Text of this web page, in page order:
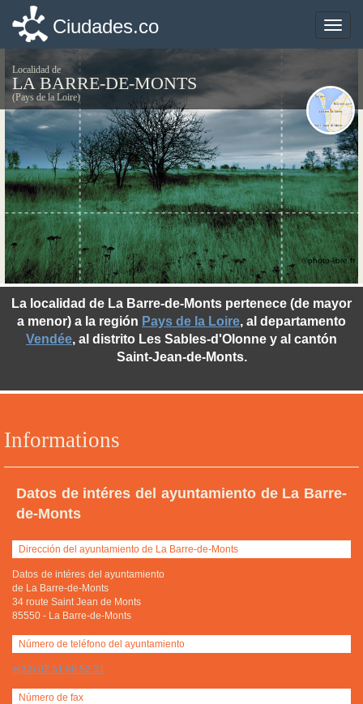
Toggle
Ciudades.co
Localidad de
LA BARRE-DE-MONTS
(Pays de la Loire)
Informations
Datos de intéres del ayuntamiento de La Barre-
de-Monts
Dirección del ayuntamiento de La Barre-de-Monts
Datos de intéres del ayuntamiento
de La Barre-de-Monts
34 route Saint Jean de Monts
85550 - La Barre-de-Monts
Número de teléfono del ayuntamiento
+(33) 02 51 68 52 31
Número de fax
La localidad de La Barre-de-Monts pertenece (de mayor
a menor) a la región Pays de la Loire, al departamento
Vendée, al distrito Les Sables-d'Olonne y al cantón
Saint-Jean-de-Monts.
©photo-libre.fr
Toggle
Ciudades.co